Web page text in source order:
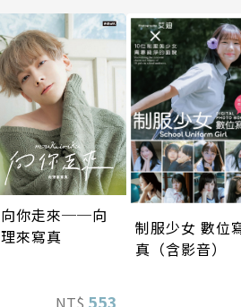
向你走來──向
理來寫真
NT$ 553
制服少女 數位
真（含影音）